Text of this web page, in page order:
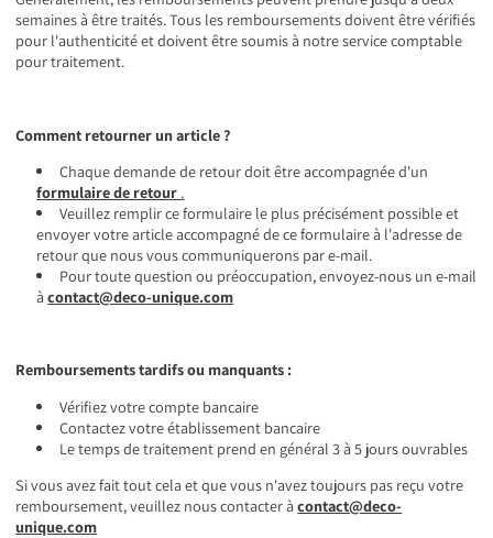
semaines à être traités. Tous les remboursements doivent être vérifiés
pour l'authenticité et doivent être soumis à notre service comptable
pour traitement.
Comment retourner un article ?
Chaque demande de retour doit être accompagnée d'un
formulaire de retour .
Veuillez remplir ce formulaire le plus précisément possible et
envoyer votre article accompagné de ce formulaire à l'adresse de
retour que nous vous communiquerons par e-mail.
Pour toute question ou préoccupation, envoyez-nous un e-mail
àcontact@deco-unique.com
Remboursements tardifs ou manquants :
Vérifiez votre compte bancaire
Contactez votre établissement bancaire
Le temps de traitement prend en général 3 à 5 jours ouvrables
Si vous avez fait tout cela et que vous n'avez toujours pas reçu votre
remboursement, veuillez nous contacter àcontact@deco-
unique.com